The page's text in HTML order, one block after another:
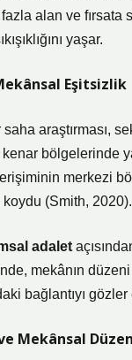
alan ve fırsata
yaşar.
Eşitsizlik
araştırması,
kenar bölgelerinde
merkezi
(Smith, 2020).
adalet
mekânın düzeni
bağlantıyı
Mekânsal Düzen